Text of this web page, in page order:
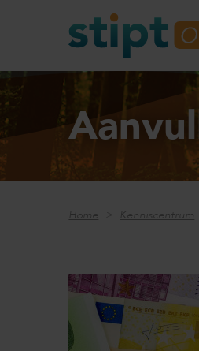
Home Kenniscentrum